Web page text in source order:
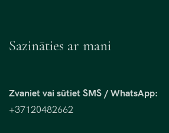
Sazināties ar mani
Zvaniet vai sūtiet SMS / WhatsApp:
+37120482662